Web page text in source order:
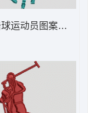
男运动员图案 保罗